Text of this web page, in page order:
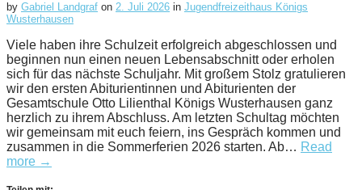
by Gabriel Landgraf on 2. Juli 2026 in Jugendfreizeithaus Königs
Wusterhausen
Viele haben ihre Schulzeit erfolgreich abgeschlossen und
beginnen nun einen neuen Lebensabschnitt oder erholen
sich für das nächste Schuljahr. Mit großem Stolz gratulieren
wir den ersten Abiturientinnen und Abiturienten der
Gesamtschule Otto Lilienthal Königs Wusterhausen ganz
herzlich zu ihrem Abschluss. Am letzten Schultag möchten
wir gemeinsam mit euch feiern, ins Gespräch kommen und
zusammen in die Sommerferien 2026 starten. Ab… Read
more →